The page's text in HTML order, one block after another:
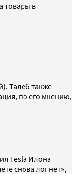
товары в
Талеб также
по его мнению,
Tesla Илона
снова лопнет»,